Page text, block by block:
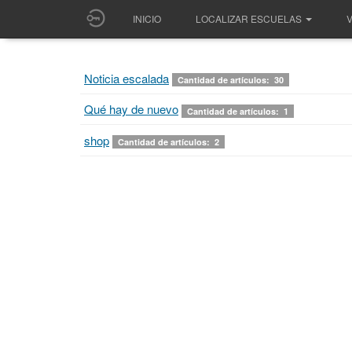
INICIO LOCALIZAR ESCUELAS
Noticia escalada Cantidad de artículos: 30
Qué hay de nuevo Cantidad de artículos: 1
shop Cantidad de artículos: 2